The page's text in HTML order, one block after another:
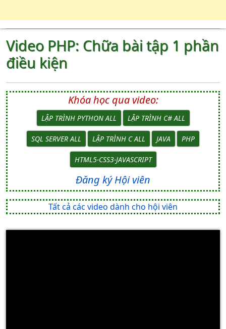
Video PHP: Chữa bài tập 1 phần
điều kiện
Khóa học qua video:
LẬP TRÌNH PYTHON ALL LẬP TRÌNH C# ALL
SQL SERVER ALL LẬP TRÌNH C ALL JAVA PHP
HTML5-CSS3-JAVASCRIPT
Đăng ký Hội viên
Tất cả các video dành cho hội viên